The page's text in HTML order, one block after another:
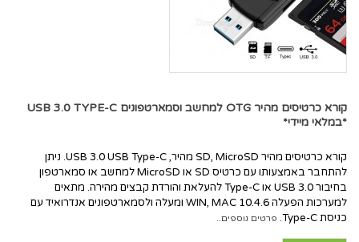
קורא כרטיסים מהיר OTG למחשב וסמארטפונים USB 3.0 TYPE-C
*במלאי מיידי*
קורא כרטיסים מהיר SD, MicroSD מהיר, USB 3.0 USB Type-C. ניתן
להתחבר באמצעותו עם כרטיס SD או MicroSD למחשב או סמארטפון
בחיבור USB 3.0 או Type-C להעלאת והורדת קבצים מהירה. מתאים
למערכות הפעלה WIN, MAC 10.4.6 ומעלה ולסמארטפונים אנדרואיד עם
כניסת Type-C.
פרטים נוספים..